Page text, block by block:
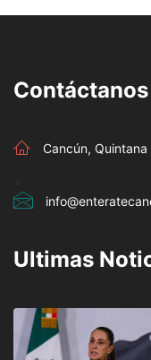
Contáctanos
Cancún, Quintana
Ultimas